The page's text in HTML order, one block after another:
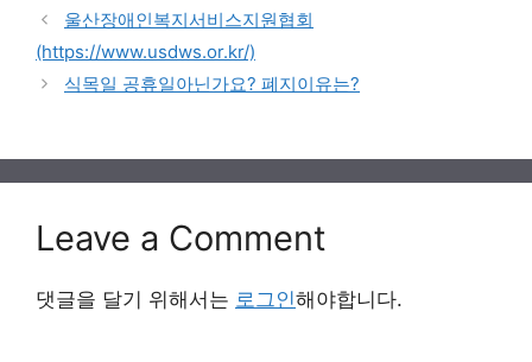
울산장애인복지서비스지원협회
(https://www.usdws.or.kr/)
식목일 공휴일아닌가요? 폐지이유는?
Leave a Comment
댓글을 달기 위해서는 로그인해야합니다.